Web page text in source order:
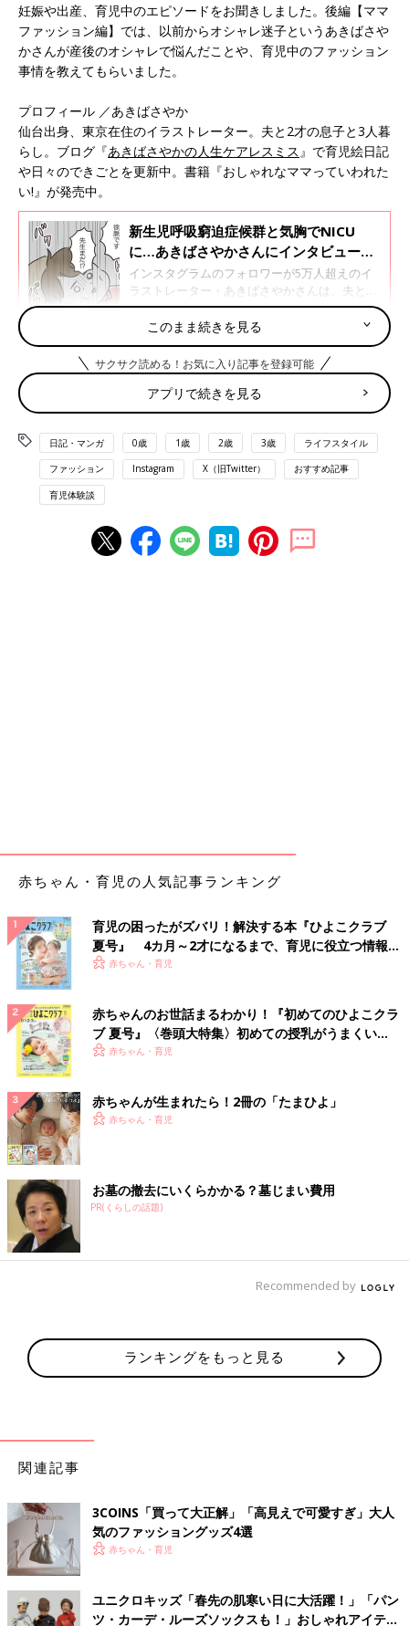
妊娠や出産、育児中のエピソードをお聞きしました。後編【ママ
ファッション編】では、以前からオシャレ迷子というあきばさや
かさんが産後のオシャレで悩んだことや、育児中のファッション
事情を教えてもらいました。
プロフィール ／あきばさやか
仙台出身、東京在住のイラストレーター。夫と2才の息子と3人暮
らし。ブログ『あきばさやかの人生ケアレスミス 』で育児絵日記
や日々のできごとを更新中。書籍『おしゃれなママっていわれた
い!』が発売中。
新生児呼吸窮迫症候群と気胸でNICU
に…あきばさやかさんにインタビュー
【出産・育児編】
インスタグラムのフォロワーが5万人超えのイ
ラストレーター・あきばさやかさんは、夫と息
子のおっくん（2才）と3人暮らし。イラストレ
ーターの仕事のかたわら、SNSやブログでは育
児日記を中心に更新しています。まっすぐで一
生懸命、ちょっとおっちょこちょいなあきばさ
やかさんが描く育児漫画は、親近感たっぷりで
クスッと笑えるものばかり。 インタビューの前
編では、あきばさやかさんの妊娠や出産、育児
産後はオシャレをする時間・気力・体力・お金もな
い！
りがちというあきばさやかさん。産後に直面したオシャレの理想
と現実についてお聞かせください。
「SNSでは産後すぐからおしゃれをしているキラキラママが溢れ
ていましたが、実際育児が始まってみると自分にはそんな時間も
気力も体力もお金もなく、しかも“自分は二の次にして育児をす
大活躍のシャツワンピ！体型カーバー＆授乳も◎
「とにかく
しやすさと体型カバー（産後すごく太ったので）
このまま続きを見る
サクサク読める！お気に入り記事を登録可能
アプリで続きを見る
日記・マンガ 0歳 1歳 2歳 3歳 ライフスタイル
ファッション Instagram X（旧Twitter） おすすめ記事
育児体験談
赤ちゃん・育児の人気記事ランキング
育児の困ったがズバリ！解決する本『ひよこクラブ
夏号』 4カ月～2才になるまで、育児に役立つ情報が
いっぱい！
赤ちゃん・育児
赤ちゃんのお世話まるわかり！『初めてのひよこクラ
ブ 夏号』〈巻頭大特集〉初めての授乳がうまくい
く！ おっぱい・ミルクの基本と夏のトラブル 解決テ
赤ちゃん・育児
赤ちゃんが生まれたら！2冊の「たまひよ」
赤ちゃん・育児
お墓の撤去にいくらかかる？墓じまい費用
PR(くらしの話題)
Recommended by
ランキングをもっと見る
関連記事
3COINS「買って大正解」「高見えで可愛すぎ」大人
気のファッショングッズ4選
赤ちゃん・育児
ユニクロキッズ「春先の肌寒い日に大活躍！」「パン
ツ・カーデ・ルーズソックスも！」おしゃれアイテム